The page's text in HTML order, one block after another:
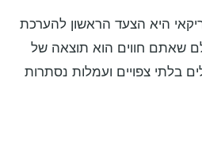
היא הצעד הראשון להערכת
שאתם חווים הוא תוצאה של
בלתי צפויים ועמלות נסתרות